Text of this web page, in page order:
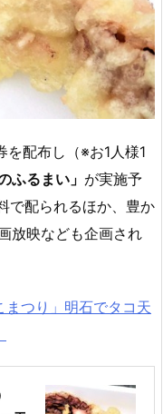
を配布し（※お1人様1
ふるまい」 が実施予
で配られるほか、豊か
放映なども企画され
まつり」明石でタコ天